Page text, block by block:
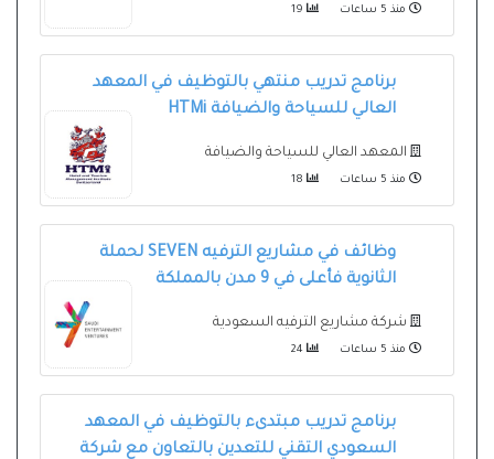
منذ 5 ساعات
برنامج تدريب منتهي بالتوظيف في المعهد
العالي للسياحة والضيافة HTMi
المعهد العالي للسياحة والضيافة
منذ 5 ساعات
وظائف في مشاريع الترفيه SEVEN لحملة
الثانوية فأعلى في 9 مدن بالمملكة
شركة مشاريع الترفيه السعودية
منذ 5 ساعات
برنامج تدريب مبتدىء بالتوظيف في المعهد
السعودي التقني للتعدين بالتعاون مع شركة